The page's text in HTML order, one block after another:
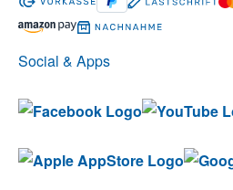
Social & Apps